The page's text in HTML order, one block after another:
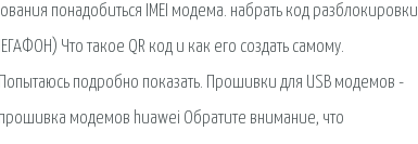
понадобиться IMEI модема. набрать код разблокировки
Что такое QR код и как его создать самому.
подробно показать. Прошивки для USB модемов -
модемов huawei Обратите внимание, что